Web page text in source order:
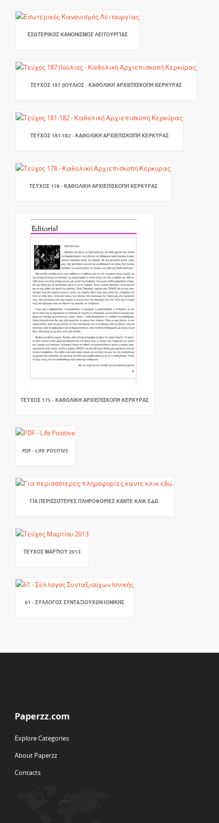
ΕΣΩΤΕΡΙΚΌΣ ΚΑΝΟΝΙΣΜΌΣ ΛΕΙΤΟΥΡΓΊΑΣ
ΤΕΎΧΟΣ 187 (ΙΟΎΛΙΟΣ - ΚΑΘΟΛΙΚΉ ΑΡΧΙΕΠΙΣΚΟΠΉ ΚΕΡΚΎΡΑΣ
ΤΕΎΧΟΣ 181-182 - ΚΑΘΟΛΙΚΉ ΑΡΧΙΕΠΙΣΚΟΠΉ ΚΕΡΚΎΡΑΣ
ΤΕΎΧΟΣ 178 - ΚΑΘΟΛΙΚΉ ΑΡΧΙΕΠΙΣΚΟΠΉ ΚΕΡΚΎΡΑΣ
ΤΕΎΧΟΣ 175 - ΚΑΘΟΛΙΚΉ ΑΡΧΙΕΠΙΣΚΟΠΉ ΚΕΡΚΎΡΑΣ
PDF - LIFE POSITIVE
ΓΙΑ ΠΕΡΙΣΣΌΤΕΡΕΣ ΠΛΗΡΟΦΟΡΊΕΣ ΚΆΝΤΕ ΚΛΙΚ ΕΔΏ.
ΤΕΎΧΟΣ ΜΑΡΤΊΟΥ 2013
61 - ΣΎΛΛΟΓΟΣ ΣΥΝΤΑΞΙΟΎΧΩΝ ΙΟΝΙΚΉΣ
Paperzz.com
Explore Categories
About Paperzz
Contacts